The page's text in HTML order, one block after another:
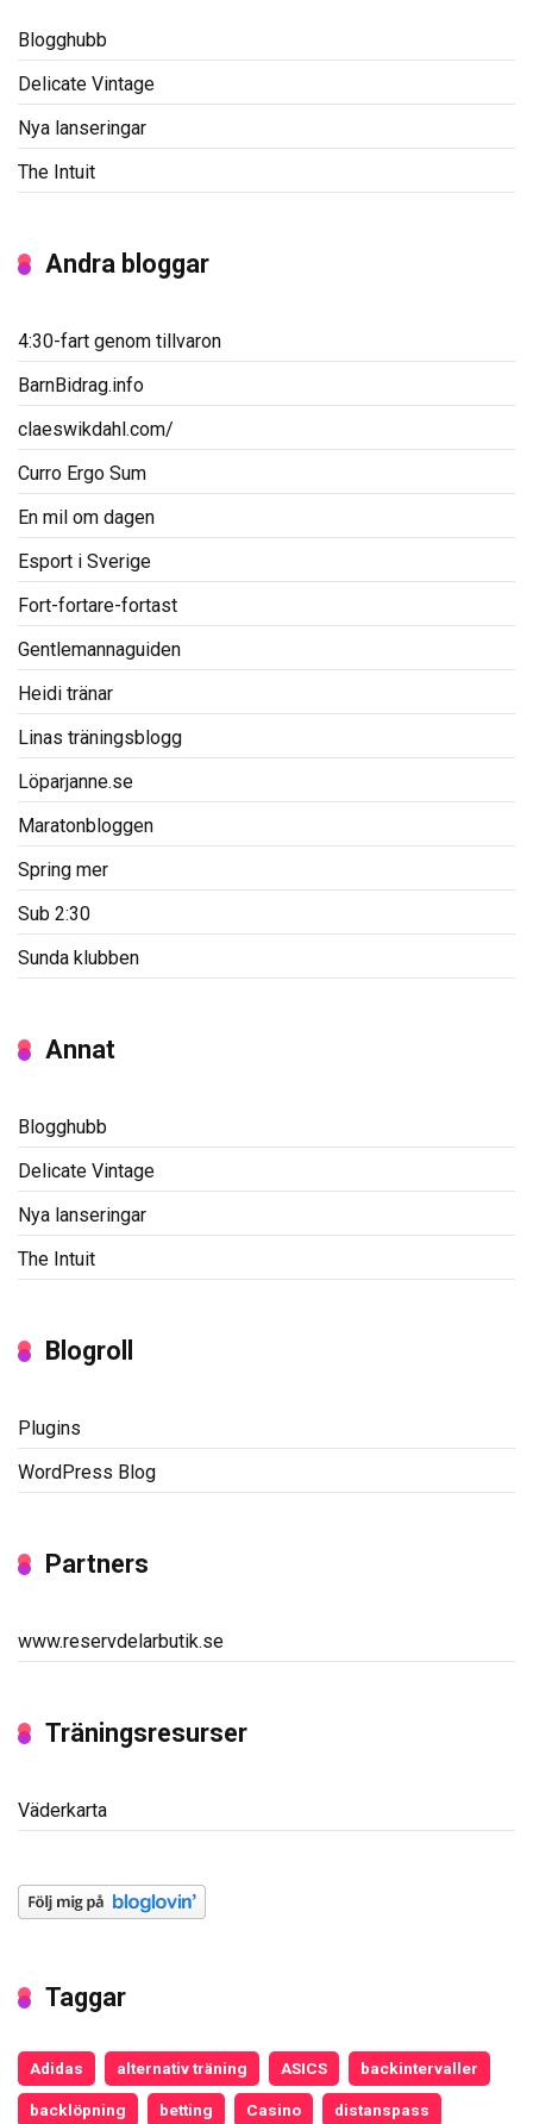
Blogghubb
Delicate Vintage
Nya lanseringar
The Intuit
Andra bloggar
4:30-fart genom tillvaron
BarnBidrag.info
claeswikdahl.com/
Curro Ergo Sum
En mil om dagen
Esport i Sverige
Fort-fortare-fortast
Gentlemannaguiden
Heidi tränar
Linas träningsblogg
Löparjanne.se
Maratonbloggen
Spring mer
Sub 2:30
Sunda klubben
Annat
Blogghubb
Delicate Vintage
Nya lanseringar
The Intuit
Blogroll
Plugins
WordPress Blog
Partners
www.reservdelarbutik.se
Träningsresurser
Väderkarta
Taggar
Adidas alternativ träning ASICS backintervaller
backlöpning betting Casino distanspass